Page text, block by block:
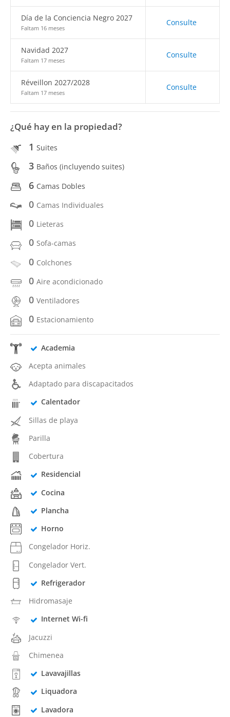
Día de la Conciencia Negro 2027
Faltam 16 meses
Consulte
Navidad 2027
Faltam 17 meses
Consulte
Réveillon 2027/2028
Faltam 17 meses
Consulte
¿Qué hay en la propiedad?
1 Suites
3 Baños (incluyendo suites)
6 Camas Dobles
0 Camas Individuales
0 Lieteras
0 Sofa-camas
0 Colchones
0 Aire acondicionado
0 Ventiladores
0 Estacionamiento
Academia
Acepta animales
Adaptado para discapacitados
Calentador
Sillas de playa
Parilla
Cobertura
Residencial
Cocina
Plancha
Horno
Congelador Horiz.
Congelador Vert.
Refrigerador
Hidromasaje
Internet Wi-fi
Jacuzzi
Chimenea
Lavavajillas
Liquadora
Lavadora